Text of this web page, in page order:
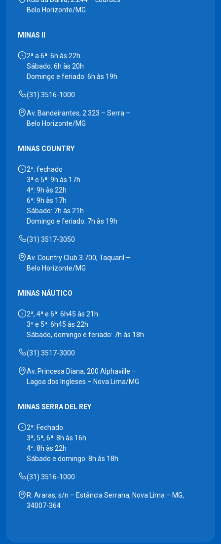
Belo Horizonte/MG
MINAS II
2ª a 6ª: 6h às 22h
Sábado: 6h às 20h
Domingo e feriado: 6h às 19h
(31) 3516-1000
Av. Bandeirantes, 2.323 – Serra –
Belo Horizonte/MG
MINAS COUNTRY
2ª: fechado
3ª e 5ª: 9h às 17h
4ª: 9h às 22h
6ª: 9h às 17h
Sábado: 7h às 21h
Domingo e feriado: 7h às 19h
(31) 3517-3050
Av. Country Club 3.700, Taquaril –
Belo Horizonte/MG
MINAS NÁUTICO
2ª, 4ª e 6ª: 6h45 às 21h
3ª e 5ª: 6h45 às 22h
Sábado, domingo e feriado: 7h às 18h
(31) 3517-3000
Av. Princesa Diana, 200 Alphaville –
Lagoa dos Ingleses – Nova Lima/MG
MINAS SERRA DEL REY
2ª: Fechado
3ª, 5ª, 6ª: 8h às 16h
4ª: 8h às 22h
Sábado e domingo: 8h às 18h
(31) 3516-1000
R. Araras, s/n – Estância Serrana, Nova Lima – MG,
34007-364